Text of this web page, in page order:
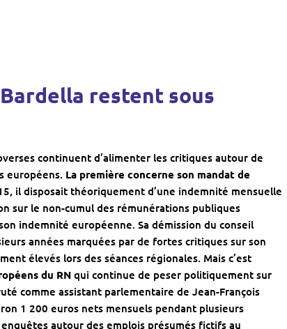
restent sous
continuent d’alimenter les critiques autour de
européens. La première concerne son mandat de
il disposait théoriquement d’une indemnité mensuelle
sur le non-cumul des rémunérations publiques
indemnité européenne. Sa démission du conseil
années marquées par de fortes critiques sur son
élevés lors des séances régionales. Mais c’est
du RN qui continue de peser politiquement sur
comme assistant parlementaire de Jean-François
1 200 euros nets mensuels pendant plusieurs
autour des emplois présumés fictifs au